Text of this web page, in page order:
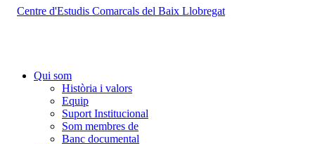
Qui som
Història i valors
Equip
Suport Institucional
Som membres de
Banc documental